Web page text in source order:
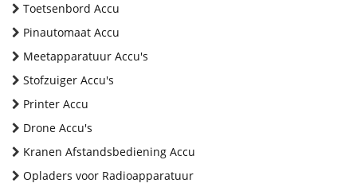
Toetsenbord Accu
Pinautomaat Accu
Meetapparatuur Accu's
Stofzuiger Accu's
Printer Accu
Drone Accu's
Kranen Afstandsbediening Accu
Opladers voor Radioapparatuur